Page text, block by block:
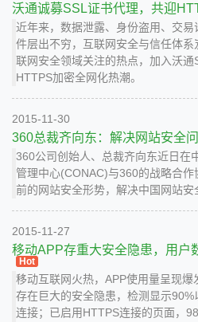
沃通诚募SSL证书代理，共迎
近年来，数据泄露、身份盗用、交
件层出不穷，互联网安全与信任体
联网安全领域关注的热点，加入沃
HTTPS加密全网化热潮。
2015-11-30
360总裁齐向东：解决网站安全
360公司创始人、总裁齐向东近日在
管理中心(CONAC)与360的战略合
前的网站安全形势，解决中国网站安
2015-11-27
移动APP存重大安全隐患，用户
Hot
移动互联网火热，APP使用量呈现
存在巨大的安全隐患，检测显示
连接；已启用HTTPS连接的页面，